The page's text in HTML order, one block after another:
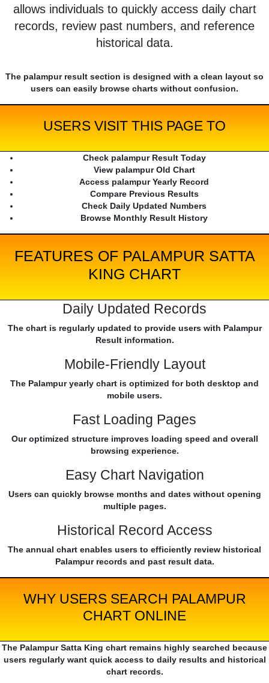
allows individuals to quickly access daily chart
records, review past numbers, and reference
historical data.
The palampur result section is designed with a clean layout so
users can easily browse charts without confusion.
USERS VISIT THIS PAGE TO
Check palampur Result Today
View palampur Old Chart
Access palampur Yearly Record
Compare Previous Results
Check Daily Updated Numbers
Browse Monthly Result History
FEATURES OF PALAMPUR SATTA
KING CHART
Daily Updated Records
The chart is regularly updated to provide users with Palampur
Result information.
Mobile-Friendly Layout
The Palampur yearly chart is optimized for both desktop and
mobile users.
Fast Loading Pages
Our optimized structure improves loading speed and overall
browsing experience.
Easy Chart Navigation
Users can quickly browse months and dates without opening
multiple pages.
Historical Record Access
The annual chart enables users to efficiently review historical
Palampur records and past result data.
WHY USERS SEARCH PALAMPUR
CHART ONLINE
The Palampur Satta King chart remains highly searched because
users regularly want quick access to daily results and historical
chart records.